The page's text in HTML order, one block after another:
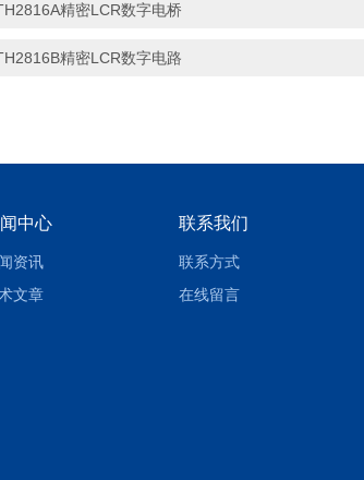
精密LCR数字电桥
精密LCR数字电路
中心
资讯
文章
联系我们
联系方式
在线留言